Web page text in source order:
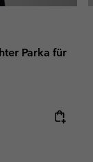
Parka für